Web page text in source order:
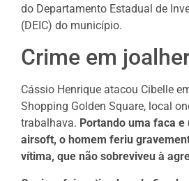
do Departamento Estadual de
(DEIC) do município.
Crime em
Cássio Henrique atacou Cibelle
Shopping Golden Square, local
trabalhava. Portando uma faca
airsoft, o homem feriu
vítima, que não sobreviveu à